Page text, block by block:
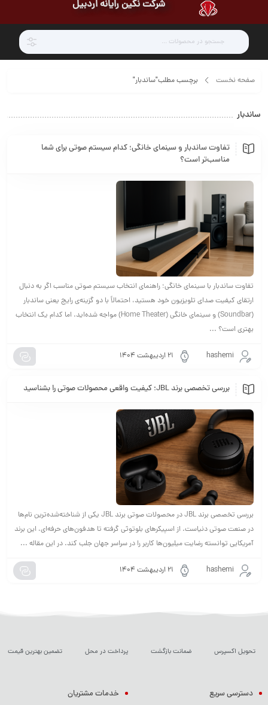
شرکت نگین رایانه اردبیل
صفحه نخست برچسب مطلب"ساندبار"
ساندبار
تفاوت ساندبار و سینمای خانگی؛ کدام سیستم صوتی برای شما
مناسب‌تر است؟
تفاوت ساندبار با سینمای خانگی؛ راهنمای انتخاب سیستم صوتی مناسب اگر به دنبال
ارتقای کیفیت صدای تلویزیون خود هستید، احتمالاً با دو گزینه‌ی رایج یعنی ساندبار
(Soundbar) و سینمای خانگی (Home Theater) مواجه شده‌اید. اما کدام یک انتخاب
بهتری است؟ ...
hashemi ۲۱ اردیبهشت ۱۴۰۴
بررسی تخصصی برند JBL؛ کیفیت واقعی محصولات صوتی را بشناسید
بررسی تخصصی برند JBL در محصولات صوتی برند JBL یکی از شناخته‌شده‌ترین نام‌ها
در صنعت صوتی دنیاست. از اسپیکرهای بلوتوثی گرفته تا هدفون‌های حرفه‌ای، این برند
آمریکایی توانسته رضایت میلیون‌ها کاربر را در سراسر جهان جلب کند. در این مقاله ...
hashemi ۲۱ اردیبهشت ۱۴۰۴
تحویل اکسپرس ضمانت بازگشت پرداخت در محل تضمین بهترین قیمت
دسترسی سریع خدمات مشتریان